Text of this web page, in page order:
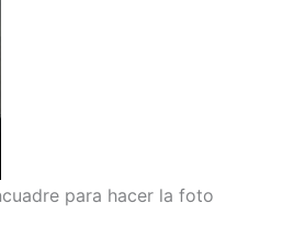
para hacer la foto